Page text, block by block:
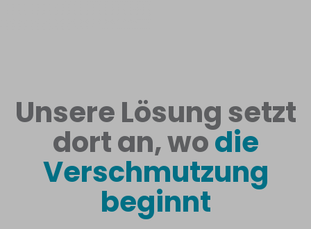
Unsere Lösung setzt
dort an, wodie
Verschmutzung
beginnt